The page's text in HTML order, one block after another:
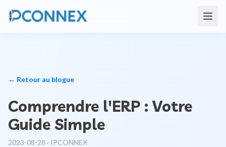
← Retour au blogue
Comprendre l'ERP : Votre
Guide Simple
2023-08-28 · IPCONNEX